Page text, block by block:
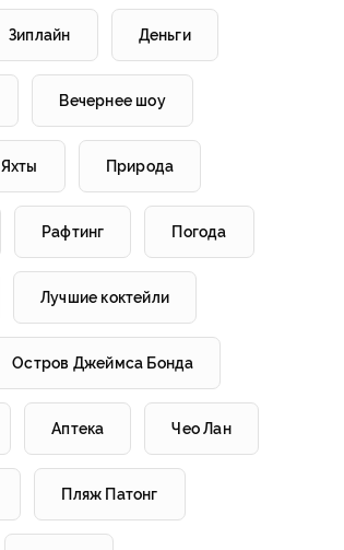
Зиплайн Деньги
Вечернее шоу
Яхты Природа
Рафтинг Погода
Лучшие коктейли
Остров Джеймса Бонда
Аптека Чео Лан
Пляж Патонг